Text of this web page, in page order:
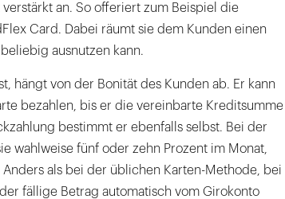
an. So offeriert zum Beispiel die
Card. Dabei räumt sie dem Kunden einen
ausnutzen kann.
hängt von der Bonität des Kunden ab. Er kann
bezahlen, bis er die vereinbarte Kreditsumme
bestimmt er ebenfalls selbst. Bei der
wahlweise fünf oder zehn Prozent im Monat,
Anders als bei der üblichen Karten-Methode, bei
fällige Betrag automatisch vom Girokonto